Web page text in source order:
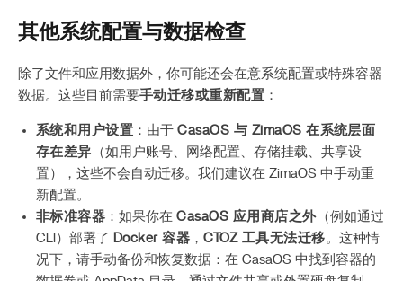
其他系统配置与数据检查
除了文件和应用数据外，你可能还会在意系统配置或特殊容器
数据。这些目前需要手动迁移或重新配置 ：
系统和用户设置 ：由于CasaOS 与 ZimaOS 在系统层面
存在差异 （如用户账号、网络配置、存储挂载、共享设
置），这些不会自动迁移。我们建议在 ZimaOS 中手动重
新配置。
非标准容器 ：如果你在CasaOS 应用商店之外（例如通过
CLI）部署了 Docker 容器 ，CTOZ 工具无法迁移 。这种情
况下，请手动备份和恢复数据：在 CasaOS 中找到容器的